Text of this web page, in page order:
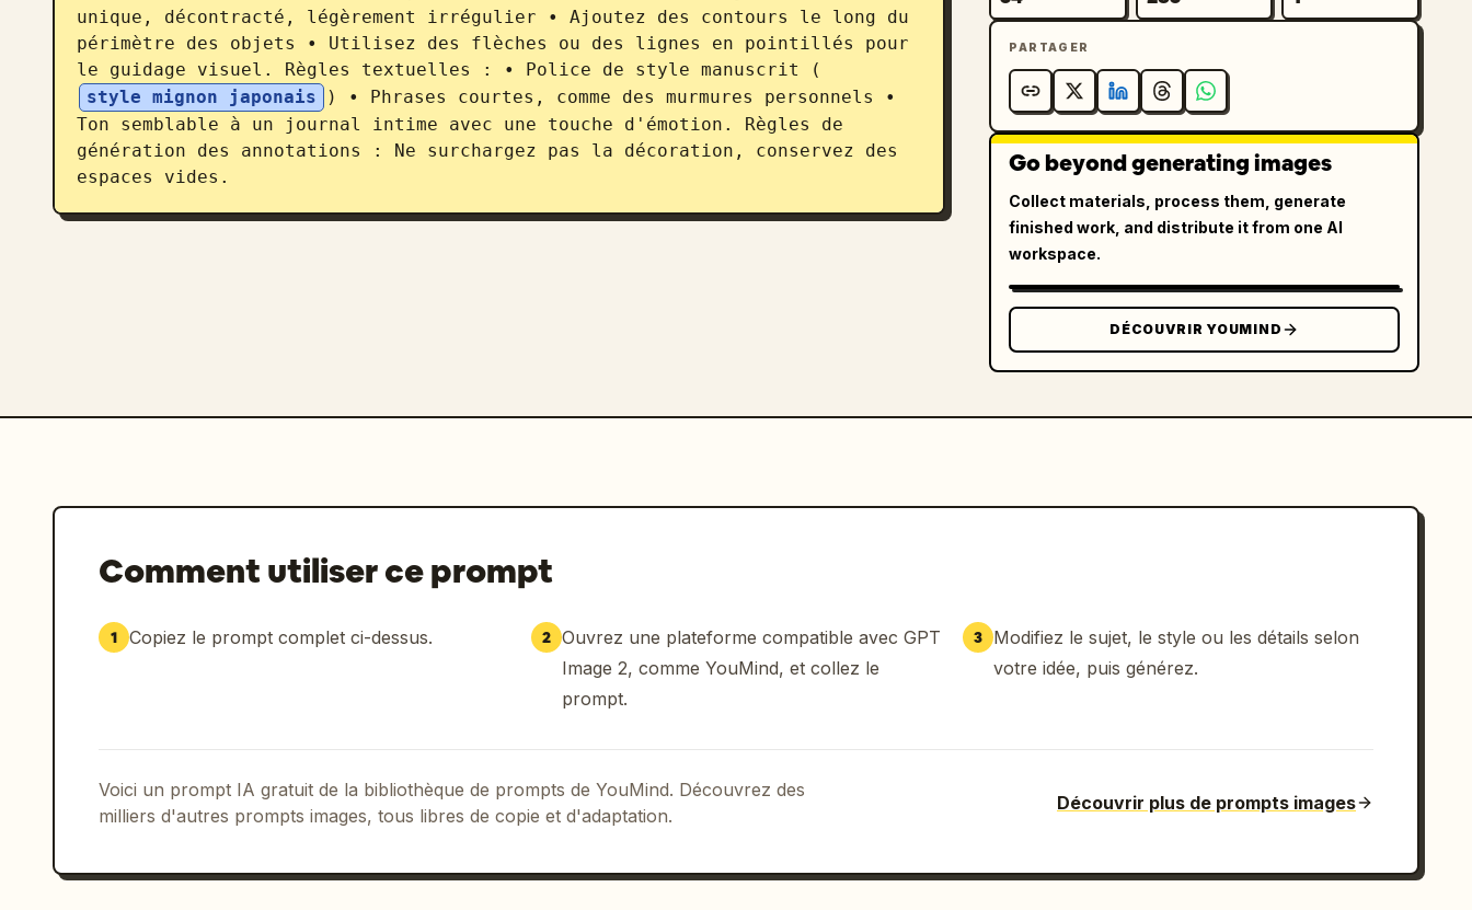
unique, décontracté, légèrement irrégulier • Ajoutez des contours le long du
périmètre des objets • Utilisez des flèches ou des lignes en pointillés pour
le guidage visuel. Règles textuelles : • Police de style manuscrit (
style mignon japonais
) • Phrases courtes, comme des murmures personnels •
Ton semblable à un journal intime avec une touche d'émotion. Règles de
génération des annotations : Ne surchargez pas la décoration, conservez des
espaces vides.
PARTAGER
Go beyond generating images
Collect materials, process them, generate
finished work, and distribute it from one AI
workspace.
DÉCOUVRIR YOUMIND
Comment utiliser ce prompt
1 Copiez le prompt complet ci-dessus. 2 Ouvrez une plateforme compatible avec GPT
Image 2, comme YouMind, et collez le
prompt.
3
Modifiez le sujet, le style ou les détails selon
votre idée, puis générez.
Voici un prompt IA gratuit de la bibliothèque de prompts de YouMind. Découvrez des
milliers d'autres prompts images, tous libres de copie et d'adaptation.
Découvrir plus de prompts images